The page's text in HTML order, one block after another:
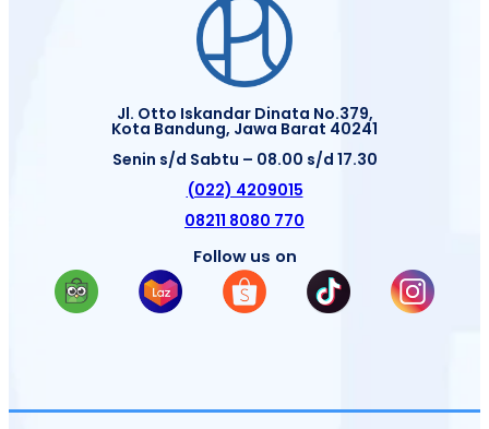
Jl. Otto Iskandar Dinata No.379,
Kota Bandung, Jawa Barat 40241
Senin s/d Sabtu – 08.00 s/d 17.30
(022) 4209015
08211 8080 770
Follow us on